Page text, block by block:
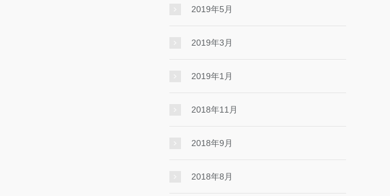
2019年5月
2019年3月
2019年1月
2018年11月
2018年9月
2018年8月